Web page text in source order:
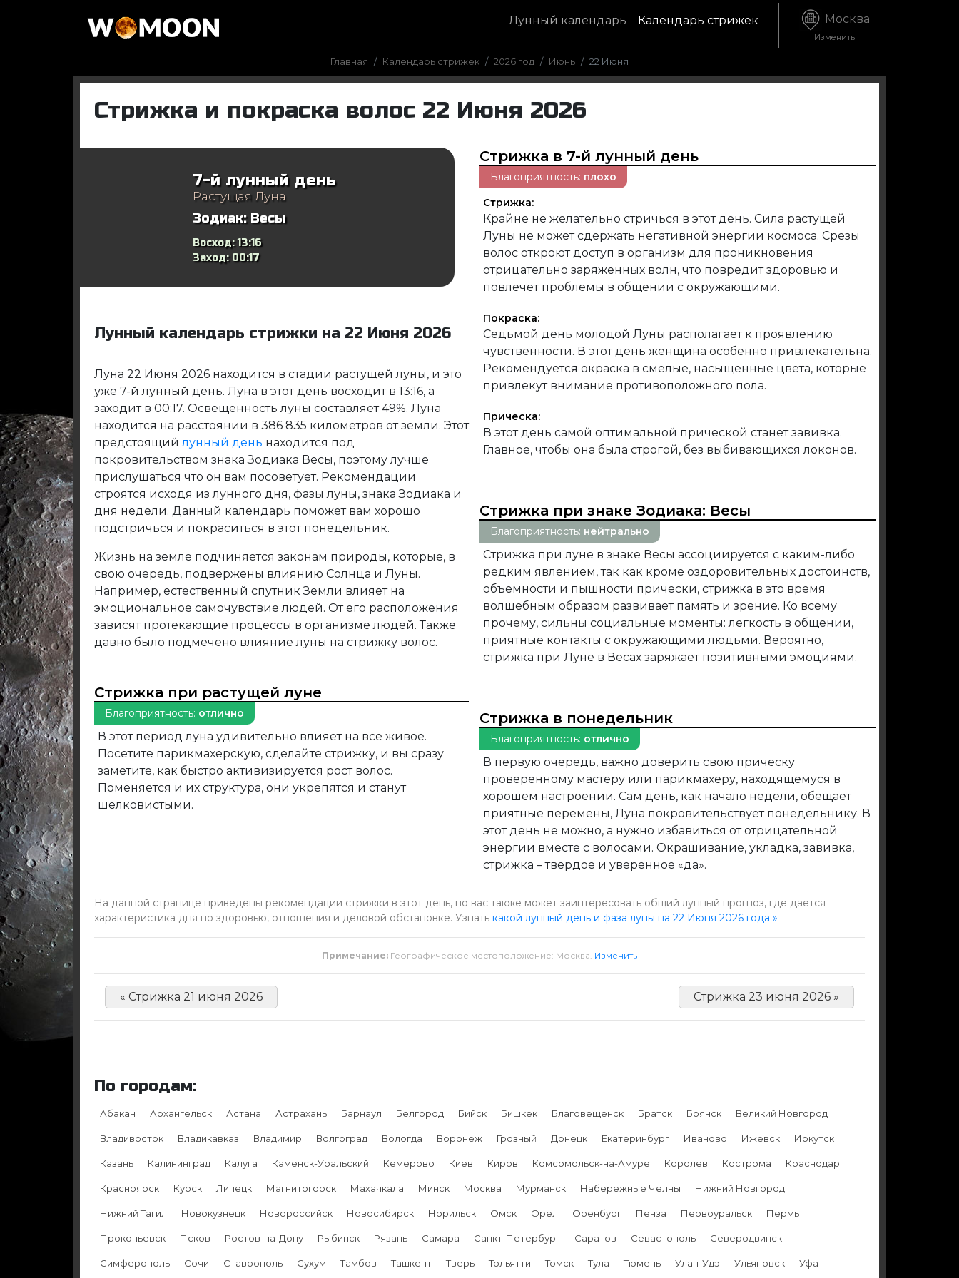
Лунный календарь Календарь стрижек Москва
Изменить
Главная Календарь стрижек 2026 год Июнь 22 Июня
Стрижка и покраска волос 22 Июня 2026
7-й лунный день
Растущая Луна
Зодиак: Весы
Восход:13:16
Заход: 00:17
Лунный календарь стрижки на 22 Июня 2026
Луна 22 Июня 2026 находится в стадии растущей луны, и это
уже 7-й лунный день. Луна в этот день восходит в 13:16, а
заходит в 00:17. Освещенность луны составляет 49%. Луна
находится на расстоянии в 386 835 километров от земли. Этот
предстоящийлунный день находится под
покровительством знака Зодиака Весы, поэтому лучше
прислушаться что он вам посоветует. Рекомендации
строятся исходя из лунного дня, фазы луны, знака Зодиака и
дня недели. Данный календарь поможет вам хорошо
подстричься и покраситься в этот понедельник.
Жизнь на земле подчиняется законам природы, которые, в
свою очередь, подвержены влиянию Солнца и Луны.
Например, естественный спутник Земли влияет на
эмоциональное самочувствие людей. От его расположения
зависят протекающие процессы в организме людей. Также
давно было подмечено влияние луны на стрижку волос.
Стрижка при растущей луне
Благоприятность: отлично
В этот период луна удивительно влияет на все живое.
Посетите парикмахерскую, сделайте стрижку, и вы сразу
заметите, как быстро активизируется рост волос.
Поменяется и их структура, они укрепятся и станут
шелковистыми.
Стрижка в 7-й лунный день
Благоприятность: плохо
Стрижка:
Крайне не желательно стричься в этот день. Сила растущей
Луны не может сдержать негативной энергии космоса. Срезы
волос откроют доступ в организм для проникновения
отрицательно заряженных волн, что повредит здоровью и
повлечет проблемы в общении с окружающими.
Покраска:
Седьмой день молодой Луны располагает к проявлению
чувственности. В этот день женщина особенно привлекательна.
Рекомендуется окраска в смелые, насыщенные цвета, которые
привлекут внимание противоположного пола.
Прическа:
В этот день самой оптимальной прической станет завивка.
Главное, чтобы она была строгой, без выбивающихся локонов.
Стрижка при знаке Зодиака: Весы
Благоприятность: нейтрально
Стрижка при луне в знаке Весы ассоциируется с каким-либо
редким явлением, так как кроме оздоровительных достоинств,
объемности и пышности прически, стрижка в это время
волшебным образом развивает память и зрение. Ко всему
прочему, сильны социальные моменты: легкость в общении,
приятные контакты с окружающими людьми. Вероятно,
стрижка при Луне в Весах заряжает позитивными эмоциями.
Стрижка в понедельник
Благоприятность: отлично
В первую очередь, важно доверить свою прическу
проверенному мастеру или парикмахеру, находящемуся в
хорошем настроении. Сам день, как начало недели, обещает
приятные перемены, Луна покровительствует понедельнику. В
этот день не можно, а нужно избавиться от отрицательной
энергии вместе с волосами. Окрашивание, укладка, завивка,
стрижка – твердое и уверенное «да».
На данной странице приведены рекомендации стрижки в этот день, но вас также может заинтересовать общий лунный прогноз, где дается
характеристика дня по здоровью, отношения и деловой обстановке. Узнать какой лунный день и фаза луны на 22 Июня 2026 года »
Примечание: Географическое местоположение: Москва. Изменить
« Стрижка 21 июня 2026 Стрижка 23 июня 2026 »
По городам:
Абакан Архангельск Астана Астрахань Барнаул Белгород Бийск Бишкек Благовещенск Братск Брянск Великий Новгород
Владивосток Владикавказ Владимир Волгоград Вологда Воронеж Грозный Донецк Екатеринбург Иваново Ижевск Иркутск
Казань Калининград Калуга Каменск-Уральский Кемерово Киев Киров Комсомольск-на-Амуре Королев Кострома Краснодар
Красноярск Курск Липецк Магнитогорск Махачкала Минск Москва Мурманск Набережные Челны Нижний Новгород
Нижний Тагил Новокузнецк Новороссийск Новосибирск Норильск Омск Орел Оренбург Пенза Первоуральск Пермь
Прокопьевск Псков Ростов-на-Дону Рыбинск Рязань Самара Санкт-Петербург Саратов Севастополь Северодвинск
Симферополь Сочи Ставрополь Сухум Тамбов Ташкент Тверь Тольятти Томск Тула Тюмень Улан-Удэ Ульяновск Уфа